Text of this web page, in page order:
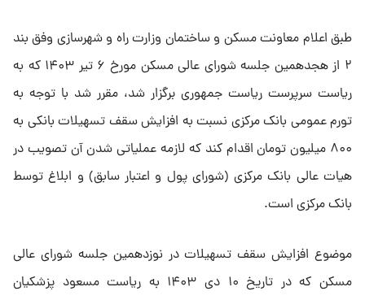
طبق اعلام معاونت مسکن و ساختمان وزارت راه و شهرسازی وفق بند
۲ از هجدهمین جلسه شورای عالی مسکن مورخ ۶ تیر ۱۴۰۳ که به
ریاست سرپرست ریاست جمهوری برگزار شد، مقرر شد با توجه به
تورم عمومی بانک مرکزی نسبت به افزایش سقف تسهیلات بانکی به
۸۰۰ میلیون تومان اقدام کند که لازمه عملیاتی شدن آن تصویب در
هیات عالی بانک مرکزی (شورای پول و اعتبار سابق) و ابلاغ توسط
بانک مرکزی است.
موضوع افزایش سقف تسهیلات در نوزدهمین جلسه شورای عالی
مسکن که در تاریخ ۱۰ دی ۱۴۰۳ به ریاست مسعود پزشکیان